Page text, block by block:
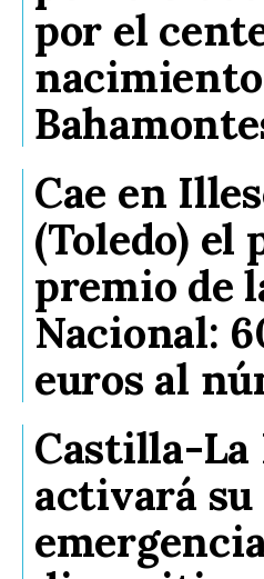
por el
Cae en
(Toledo) el
premio de
Nacional:
euros al
Castilla-La
activará su